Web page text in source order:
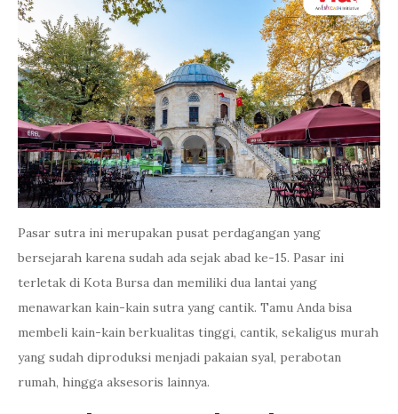
Pasar sutra ini merupakan pusat perdagangan yang
bersejarah karena sudah ada sejak abad ke-15. Pasar ini
terletak di Kota Bursa dan memiliki dua lantai yang
menawarkan kain-kain sutra yang cantik. Tamu Anda bisa
membeli kain-kain berkualitas tinggi, cantik, sekaligus murah
yang sudah diproduksi menjadi pakaian syal, perabotan
rumah, hingga aksesoris lainnya.